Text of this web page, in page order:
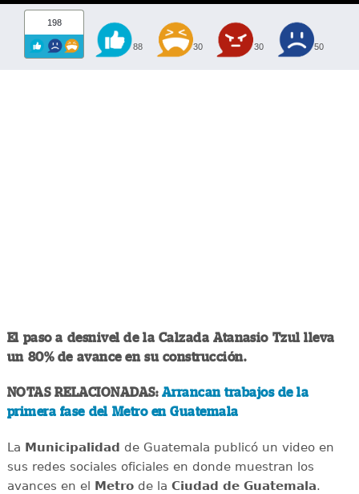
198
88 30 30 50
El paso a desnivel de la Calzada Atanasio Tzul lleva
un 80% de avance en su construcción.
NOTAS RELACIONADAS: Arrancan trabajos de la
primera fase del Metro en Guatemala
La Municipalidad de Guatemala publicó un video en
sus redes sociales oficiales en donde muestran los
avances en el Metrode la Ciudad de Guatemala.